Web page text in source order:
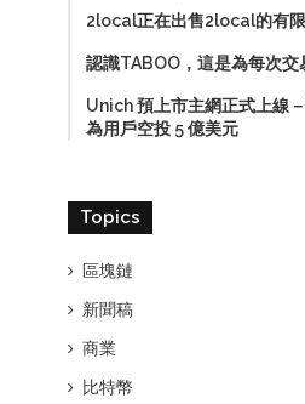
2local正在出售2local的有
認識TABOO，這是為每次
Unich 預上市主網正式上線
為用戶空投 5 億美元
Topics
區塊鏈
新聞稿
商業
比特幣